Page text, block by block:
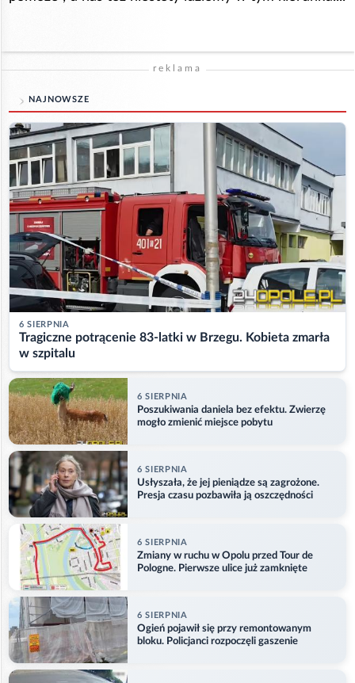
reklama
NAJNOWSZE
6 SIERPNIA
Tragiczne potrącenie 83-latki w Brzegu. Kobieta zmarła
w szpitalu
6 SIERPNIA
Poszukiwania daniela bez efektu. Zwierzę
mogło zmienić miejsce pobytu
6 SIERPNIA
Usłyszała, że jej pieniądze są zagrożone.
Presja czasu pozbawiła ją oszczędności
6 SIERPNIA
Zmiany w ruchu w Opolu przed Tour de
Pologne. Pierwsze ulice już zamknięte
6 SIERPNIA
Ogień pojawił się przy remontowanym
bloku. Policjanci rozpoczęli gaszenie